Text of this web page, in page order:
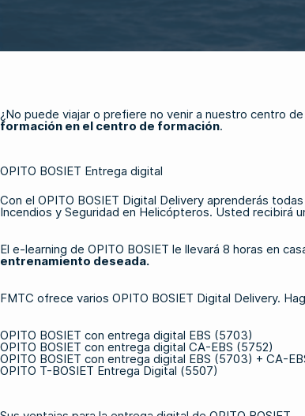
¿No puede viajar o prefiere no venir a nuestro centro
formación en el centro de formación.
OPITO BOSIET Entrega digital
Con el OPITO BOSIET Digital Delivery aprenderás
Incendios y Seguridad en Helicópteros. Usted recibirá
El e-learning de OPITO BOSIET le llevará 8 horas en
entrenamiento deseada.
FMTC ofrece varios OPITO BOSIET Digital Delivery.
OPITO BOSIET con entrega digital EBS (5703)
OPITO BOSIET con entrega digital CA-EBS (5752)
OPITO BOSIET con entrega digital EBS (5703) + CA-
OPITO T-BOSIET Entrega Digital (5507)